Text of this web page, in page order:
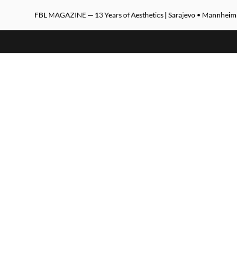
FBL MAGAZINE — 13 Years of Aesthetics | Sarajevo • Mannheim